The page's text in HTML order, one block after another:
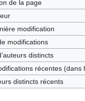
de la page
modification
modifications
distincts
récentes (dans
distincts récents